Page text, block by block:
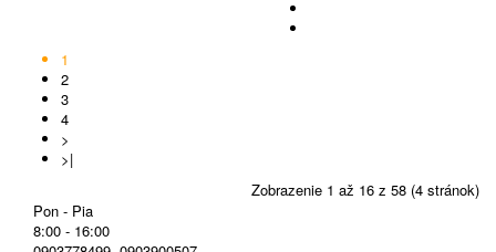
1
2
3
4
>
>|
Zobrazenie 1 až 16 z 58 (4 stránok)
Pon - Pia
8:00 - 16:00